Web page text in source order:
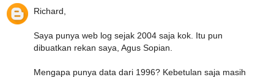
Richard,
Saya punya web log sejak 2004 saja kok. Itu pun
dibuatkan rekan saya, Agus Sopian.
Mengapa punya data dari 1996? Kebetulan saja masih